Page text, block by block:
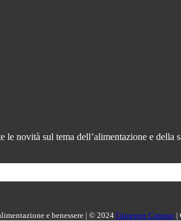
le novità sul tema dell’alimentazione e della
e benessere | © 2024 Giuseppe Capano |